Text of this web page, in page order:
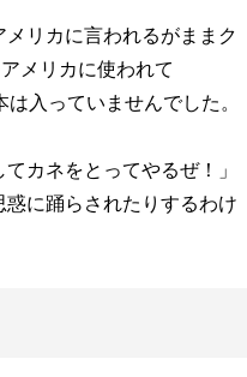
リカに言われるがままク
メリカに使われて
入っていませんでした。
カネをとってやるぜ！」
に踊らされたりするわけ